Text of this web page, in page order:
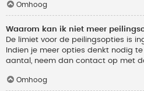
Omhoog
Waarom kan ik niet meer
De limiet voor de peilingsopties is
Indien je meer opties denkt nodig
aantal, neem dan contact op met
Omhoog